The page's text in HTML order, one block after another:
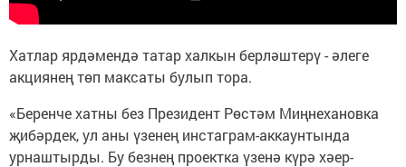
Хатлар ярдәмендә татар халкын берләштерү - әлеге
акциянең төп максаты булып тора.
«Беренче хатны без Президент Рөстәм Миңнехановка
җибәрдек, ул аны үзенең инстаграм-аккаунтында
урнаштырды. Бу безнең проектка үзенә күрә хәер-